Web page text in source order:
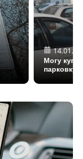
Могу
парковку…